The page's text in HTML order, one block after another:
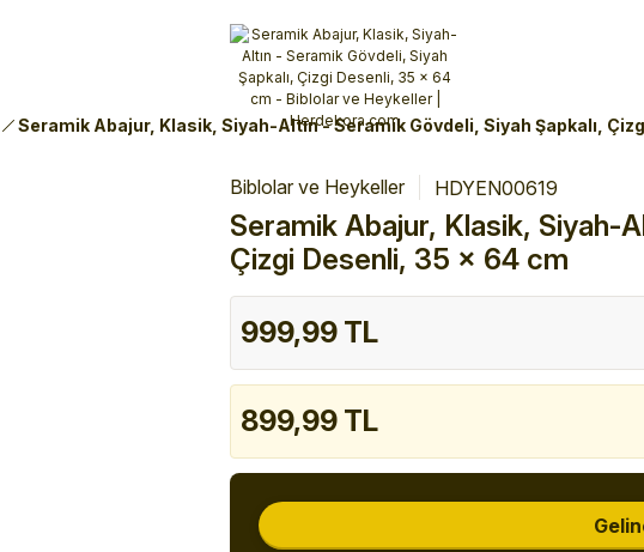
Alışverişlerinizde 3 Taksit Fırsatı!İlk siparişinizi verin!
%10 Havale İndirimiŞimdi Alışveriş yap!
Seramik Abajur, Klasik, Siyah-Altın - Seramik Gövdeli, Siyah Şapkalı,
Biblolar ve Heykeller HDYEN00619
Seramik Abajur, Klasik, Siyah-
Çizgi Desenli, 35 x 64 cm
999,99 TL
899,99 TL